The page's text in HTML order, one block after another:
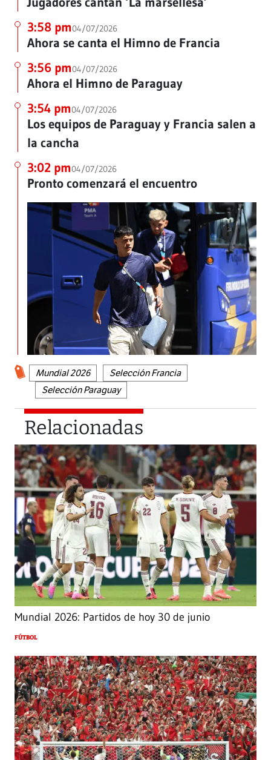
3:58 pm04/07/2026
Ahora se canta el Himno de Francia
3:56 pm04/07/2026
Ahora el Himno de Paraguay
3:54 pm04/07/2026
Los equipos de Paraguay y Francia salen a
la cancha
3:02 pm04/07/2026
Pronto comenzará el encuentro
Mundial 2026
Selección Francia
Selección Paraguay
Relacionadas
Mundial 2026: Partidos de hoy 30 de junio
FÚTBOL